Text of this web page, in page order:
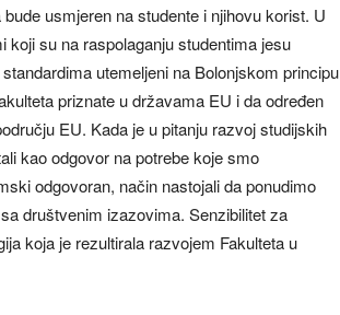
usmjeren na studente i njihovu korist. U
su na raspolaganju studentima jesu
utemeljeni na Bolonjskom principu
priznate u državama EU i da određen
EU. Kada je u pitanju razvoj studijskih
kao odgovor na potrebe koje smo
odgovoran, način nastojali da ponudimo
društvenim izazovima. Senzibilitet za
koja je rezultirala razvojem Fakulteta u